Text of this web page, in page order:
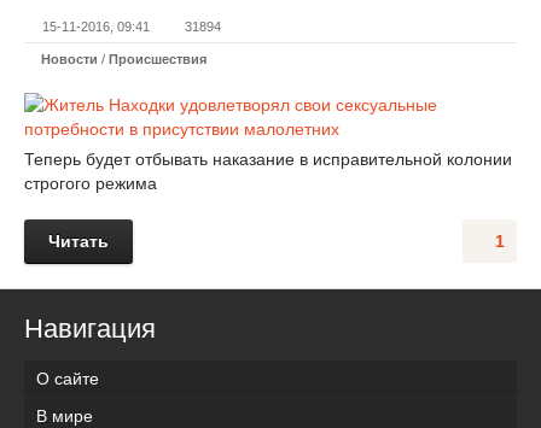
15-11-2016, 09:41 31894
Новости / Происшествия
Теперь будет отбывать наказание в исправительной колонии
строгого режима
1
Читать
Навигация
О сайте
В мире